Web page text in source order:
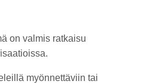
on valmis ratkaisu
myönnettäviin tai